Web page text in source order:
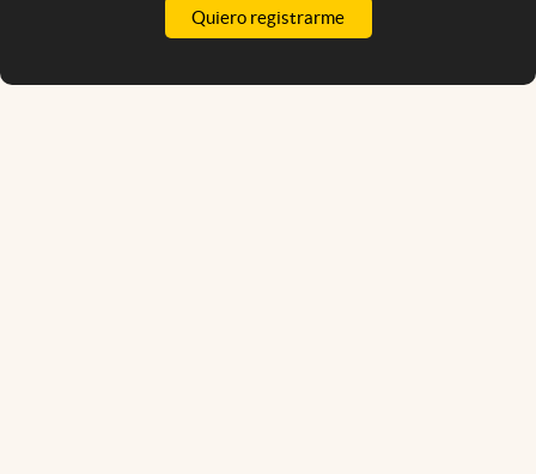
Quiero registrarme